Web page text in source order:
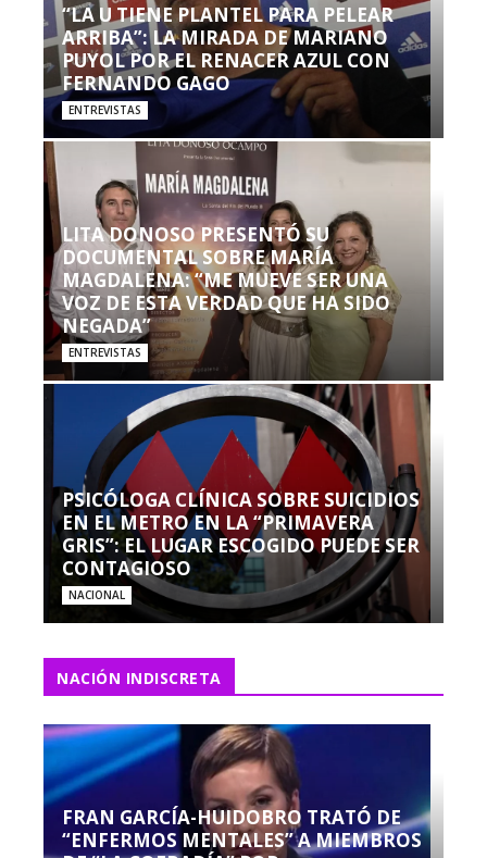
“LA U TIENE PLANTEL PARA PELEAR
ARRIBA”: LA MIRADA DE MARIANO
PUYOL POR EL RENACER AZUL CON
FERNANDO GAGO
ENTREVISTAS
LITA DONOSO PRESENTÓ SU
DOCUMENTAL SOBRE MARÍA
MAGDALENA: “ME MUEVE SER UNA
VOZ DE ESTA VERDAD QUE HA SIDO
NEGADA”
ENTREVISTAS
PSICÓLOGA CLÍNICA SOBRE SUICIDIOS
EN EL METRO EN LA “PRIMAVERA
GRIS”: EL LUGAR ESCOGIDO PUEDE SER
CONTAGIOSO
NACIONAL
NACIÓN INDISCRETA
FRAN GARCÍA-HUIDOBRO TRATÓ DE
“ENFERMOS MENTALES” A MIEMBROS